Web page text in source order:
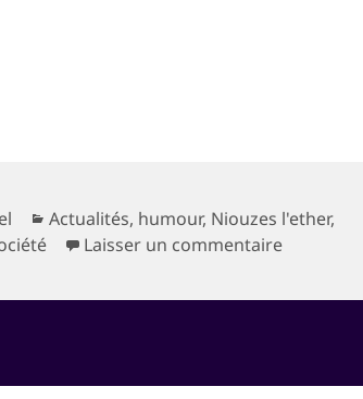
Catégories
Actualités, humour, Niouzes l'ether,
Laisser un commentairesur